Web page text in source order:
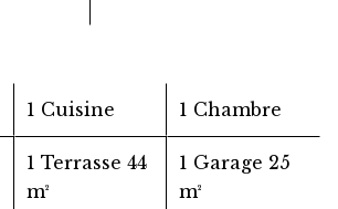
1 Cuisine 1 Chambre
1 Terrasse 44
m²
1 Garage 25
m²